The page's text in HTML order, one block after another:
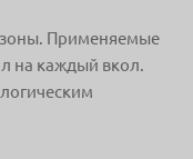
Применяемые
на каждый вкол.